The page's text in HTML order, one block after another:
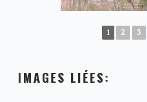
1 2 3
IMAGES LIÉES: